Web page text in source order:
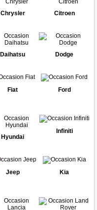
Chrysler Citroen
Daihatsu Dodge
Fiat Ford
Hyundai
Infiniti
Jeep Kia